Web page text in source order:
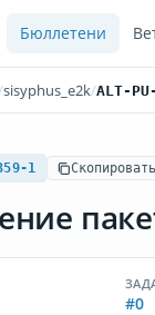
Бюллетени
sisyphus_e2k/ALT-
1 Скопировать
#0